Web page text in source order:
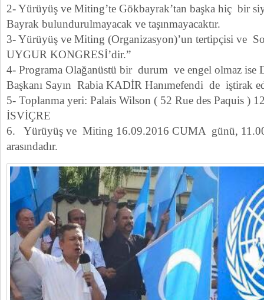
2- Yürüyüş ve Miting’te Gökbayrak’tan başka hiç bir
Bayrak bulundurulmayacak ve taşınmayacaktır.
3- Yürüyüş ve Miting (Organizasyon)’un tertipçisi ve
UYGUR KONGRESİ’dir.”
4- Programa Olağanüstü bir durum ve engel olmaz ise
Başkanı Sayın Rabia KADİR Hanımefendi de iştirak
5- Toplanma yeri: Palais Wilson ( 52 Rue des Paquis )
İSVİÇRE
6. Yürüyüş ve Miting 16.09.2016 CUMA günü,
arasındadır.